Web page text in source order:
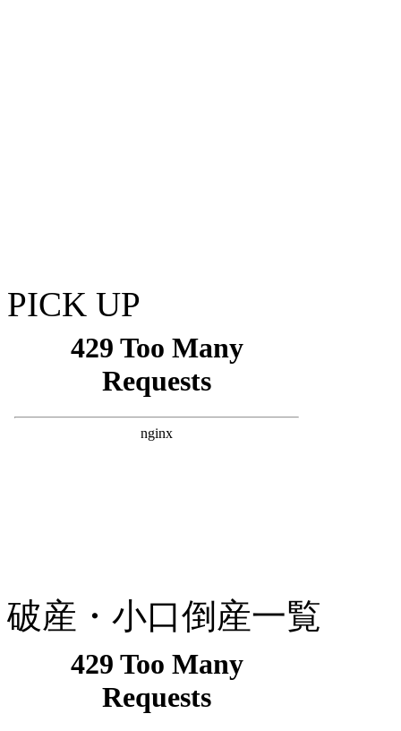
PICK UP
破産・小口倒産一覧